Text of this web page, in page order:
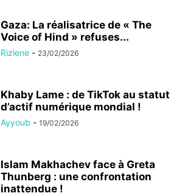
Gaza: La réalisatrice de « The
Voice of Hind » refuses...
Rizlene - 23/02/2026
Khaby Lame : de TikTok au statut
d’actif numérique mondial !
Ayyoub - 19/02/2026
Islam Makhachev face à Greta
Thunberg : une confrontation
inattendue !